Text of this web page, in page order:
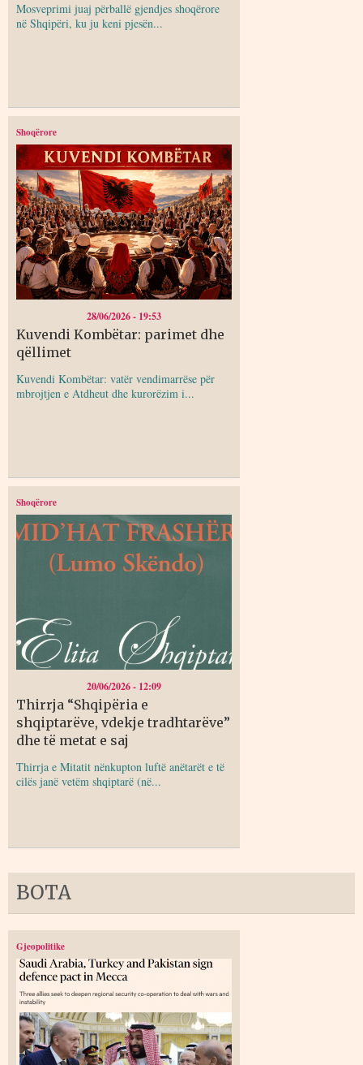
Mosveprimi juaj përballë gjendjes shoqërore
në Shqipëri, ku ju keni pjesën...
Shoqërore
28/06/2026 - 19:53
Kuvendi Kombëtar: parimet dhe
qëllimet
Kuvendi Kombëtar: vatër vendimarrëse për
mbrojtjen e Atdheut dhe kurorëzim i...
Shoqërore
20/06/2026 - 12:09
Thirrja “Shqipëria e
shqiptarëve, vdekje tradhtarëve”
dhe të metat e saj
Thirrja e Mitatit nënkupton luftë anëtarët e të
cilës janë vetëm shqiptarë (në...
BOTA
Gjeopolitike